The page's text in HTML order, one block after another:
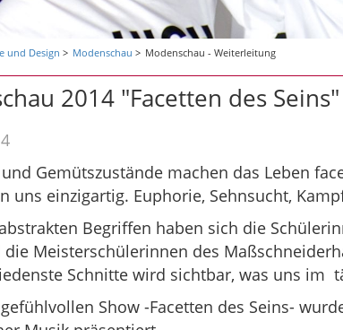
und Design Modenschau Modenschau - Weiterleitung
2014 "Facetten des Seins"
Gemütszustände machen das Leben
uns einzigartig. Euphorie, Sehnsucht,
Begriffen haben sich die
die Meisterschülerinnen des
Schnitte wird sichtbar, was uns im
Show -Facetten des Seins-